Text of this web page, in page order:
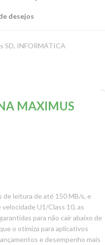
desejos
SD, INFORMÁTICA
MAXIMUS
de leitura de até 150 MB/s, e
velocidade U1/Class 10, as
para não cair abaixo de
o otimiza para aplicativos
e desempenho mais